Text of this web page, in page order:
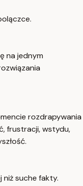
na jednym
rozdrapywania
frustracji, wstydu,
niż suche fakty.